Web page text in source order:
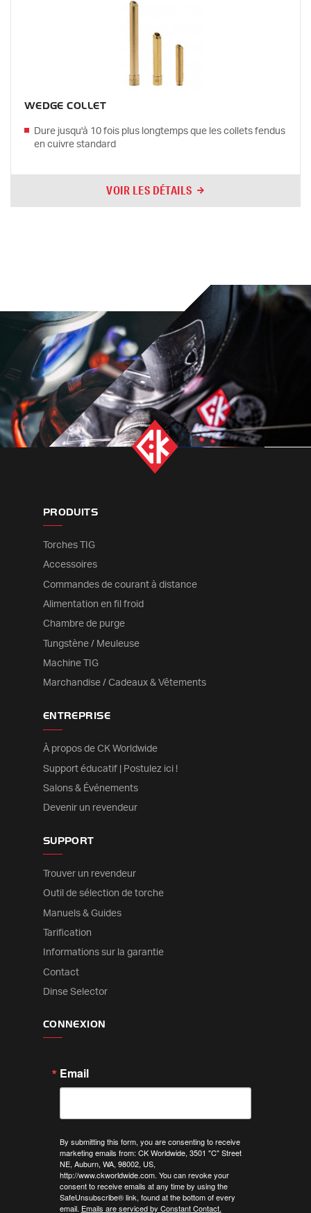
WEDGE COLLET
Dure jusqu'à 10 fois plus longtemps que les collets fendus
en cuivre standard
VOIR LES DÉTAILS
PRODUITS
Torches TIG
Accessoires
Commandes de courant à distance
Alimentation en fil froid
Chambre de purge
Tungstène / Meuleuse
Machine TIG
Marchandise / Cadeaux & Vêtements
ENTREPRISE
À propos de CK Worldwide
Support éducatif | Postulez ici !
Salons & Événements
Devenir un revendeur
SUPPORT
Trouver un revendeur
Outil de sélection de torche
Manuels & Guides
Tarification
Informations sur la garantie
Contact
Dinse Selector
CONNEXION
Email
By submitting this form, you are consenting to receive
marketing emails from: CK Worldwide, 3501 "C" Street
NE, Auburn, WA, 98002, US,
http://www.ckworldwide.com. You can revoke your
consent to receive emails at any time by using the
SafeUnsubscribe® link, found at the bottom of every
email. Emails are serviced by Constant Contact.